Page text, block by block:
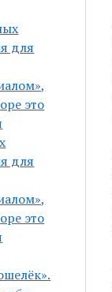
для
это